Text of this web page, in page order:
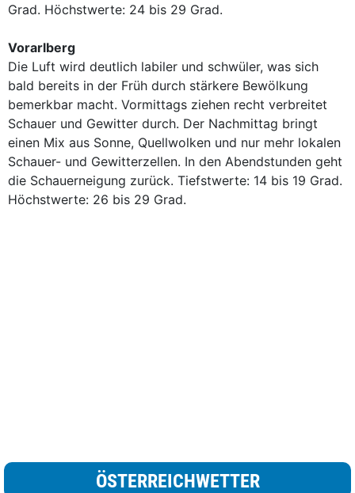
Grad. Höchstwerte: 24 bis 29 Grad.
Vorarlberg
Die Luft wird deutlich labiler und schwüler, was sich
bald bereits in der Früh durch stärkere Bewölkung
bemerkbar macht. Vormittags ziehen recht verbreitet
Schauer und Gewitter durch. Der Nachmittag bringt
einen Mix aus Sonne, Quellwolken und nur mehr lokalen
Schauer- und Gewitterzellen. In den Abendstunden geht
die Schauerneigung zurück. Tiefstwerte: 14 bis 19 Grad.
Höchstwerte: 26 bis 29 Grad.
ÖSTERREICHWETTER